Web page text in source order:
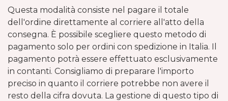
Questa modalità consiste nel pagare il totale
dell'ordine direttamente al corriere all'atto della
consegna. È possibile scegliere questo metodo di
pagamento solo per ordini con spedizione in Italia. Il
pagamento potrà essere effettuato esclusivamente
in contanti. Consigliamo di preparare l'importo
preciso in quanto il corriere potrebbe non avere il
resto della cifra dovuta. La gestione di questo tipo di